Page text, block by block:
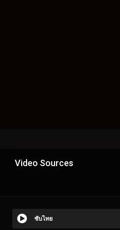
Video Sources
ซับไทย